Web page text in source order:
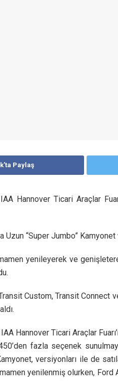
Paylaş
Hannover Ticari Araçlar
“Super Jumbo”
yenileyerek ve
Transit Custom, Transit
Hannover Ticari Araçlar
fazla seçenek
versiyonları ile de
yenilenmiş olurken,